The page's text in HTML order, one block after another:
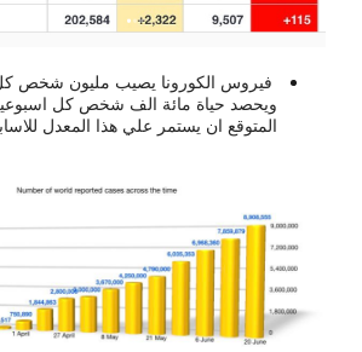
فيروس الكورونا يصيب مليون شخص
ويحصد حياة مائة الف شخص كل
المتوقع ان يستمر علي هذا المعدل